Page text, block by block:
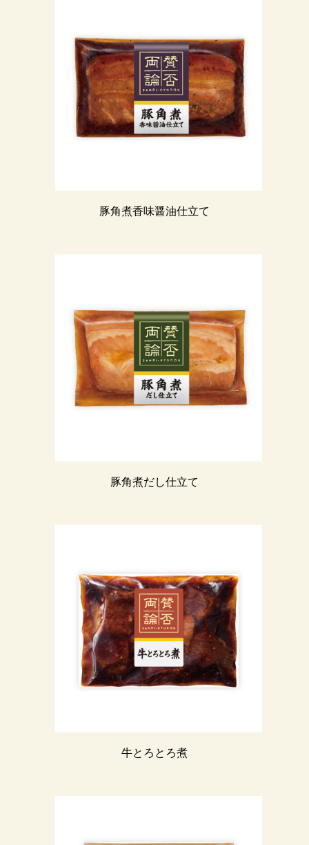
豚角煮香味醤油仕立て
豚角煮だし仕立て
牛とろとろ煮